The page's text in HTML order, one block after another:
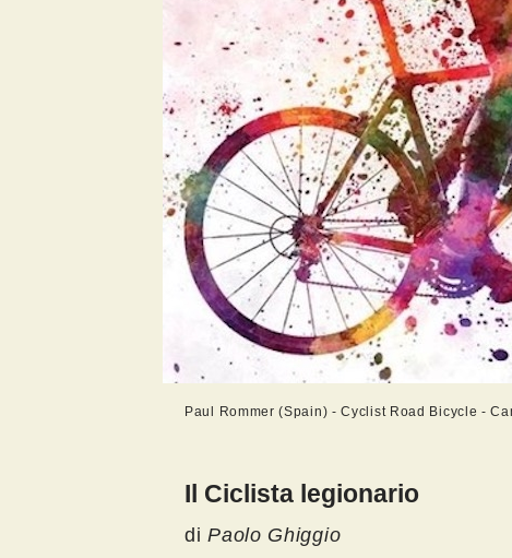
Paul Rommer (Spain) - Cyclist Road Bicycle -
Il Ciclista legionario
diPaolo Ghiggio